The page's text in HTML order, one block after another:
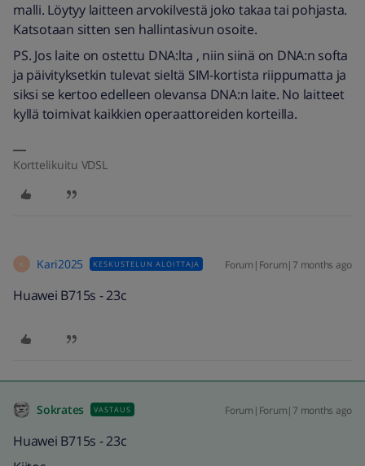
malli. Löytyy laitteen arvokilvestä joko takaa tai pohjasta.
Katsotaan sitten sen hallintasivun osoite.
PS. Jos laite on ostettu DNA:lta , niin siinä on DNA:n softa
ja päivityksetkin tulevat sieltä SIM-kortista riippumatta ja
siksi se kertoo edelleen olevansa DNA:n laite. No laitteet
kyllä toimivat kaikkien operaattoreiden korteilla.
Korttelikuitu VDSL
K Kari2025 KESKUSTELUN ALOITTAJA Forum|Forum|7 months ago
Huawei B715s - 23c
Sokrates VASTAUS Forum|Forum|7 months ago
Huawei B715s - 23c